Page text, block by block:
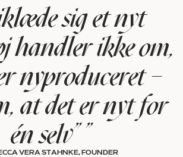
sig et nyt
handler ikke om,
nyproduceret –
at det er nyt for
én selv” ”
VERA STAHNKE, FOUNDER